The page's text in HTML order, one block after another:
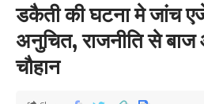
डकैती की घटना मे जांच
अनुचित, राजनीति से
चौहान